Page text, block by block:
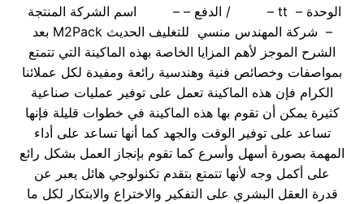
الوحدة – tt – / الدفع – – اسم الشركة المنتجة
– شركة المهندس منسي للتغليف الحديث M2Pack بعد
الشرح الموجز لأهم المزايا الخاصة بهذه الماكينة التي تتمتع
بمواصفات وخصائص فنية وهندسية رائعة ومفيدة لكل عملائنا
الكرام فإن هذه الماكينة تعمل على توفير عمليات صناعية
كثيرة يمكن أن تقوم بها هذه الماكينة في خطوات قليلة فإنها
تساعد على توفير الوقت والجهد كما أنها تساعد على أداء
المهمة بصورة أسهل وأسرع كما تقوم بإنجاز العمل بشكل رائع
على أكمل وجه لأنها تتمتع بتقدم تكنولوجي هائل يعبر عن
قدرة العقل البشري على التفكير والاختراع والابتكار لكل ما